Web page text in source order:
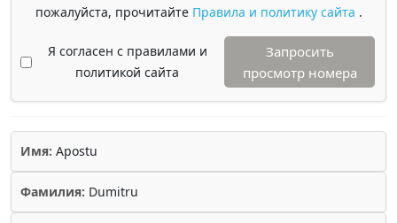
пожалуйста, прочитайте Правила и политику сайта .
Я согласен с правилами и
политикой сайта
Запросить
просмотр номера
Имя: Apostu
Фамилия: Dumitru